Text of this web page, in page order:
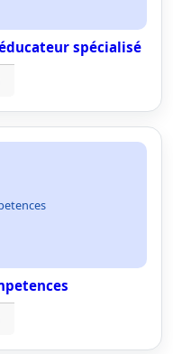
spécialisé